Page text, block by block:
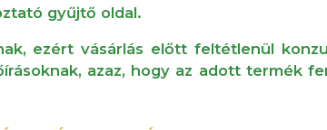
gyűjtő oldal.
ezért vásárlás előtt feltétlenül
azaz, hogy az adott termék